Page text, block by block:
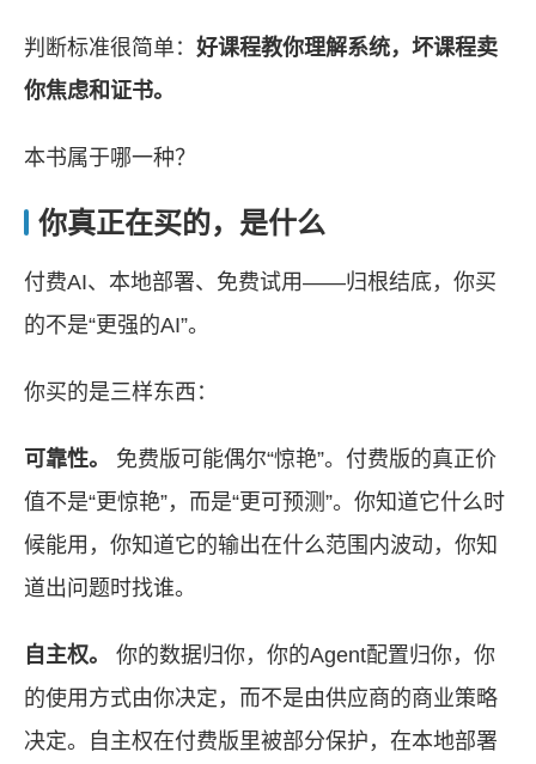
判断标准很简单： 好课程教你理解系统，坏课程卖
你焦虑和证书。
本书属于哪一种？
你真正在买的，是什么
付费AI、本地部署、免费试用——归根结底，你买
的不是“更强的AI”。
你买的是三样东西：
可靠性。
免费版可能偶尔“惊艳”。付费版的真正价
值不是“更惊艳”，而是“更可预测”。你知道它什么时
候能用，你知道它的输出在什么范围内波动，你知
道出问题时找谁。
自主权。
你的数据归你，你的Agent配置归你，你
的使用方式由你决定，而不是由供应商的商业策略
决定。自主权在付费版里被部分保护，在本地部署